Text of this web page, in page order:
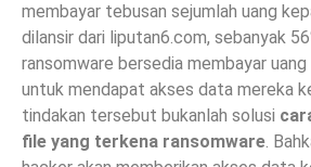
membayar tebusan sejumlah uang
dilansir dari liputan6.com, sebanyak
ransomware bersedia membayar
untuk mendapat akses data mereka
tindakan tersebut bukanlah solusi
file yang terkena ransomware.